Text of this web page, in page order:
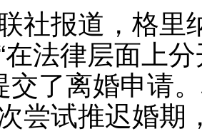
报道，格里
法律层面上
交了离婚申请
尝试推迟婚期